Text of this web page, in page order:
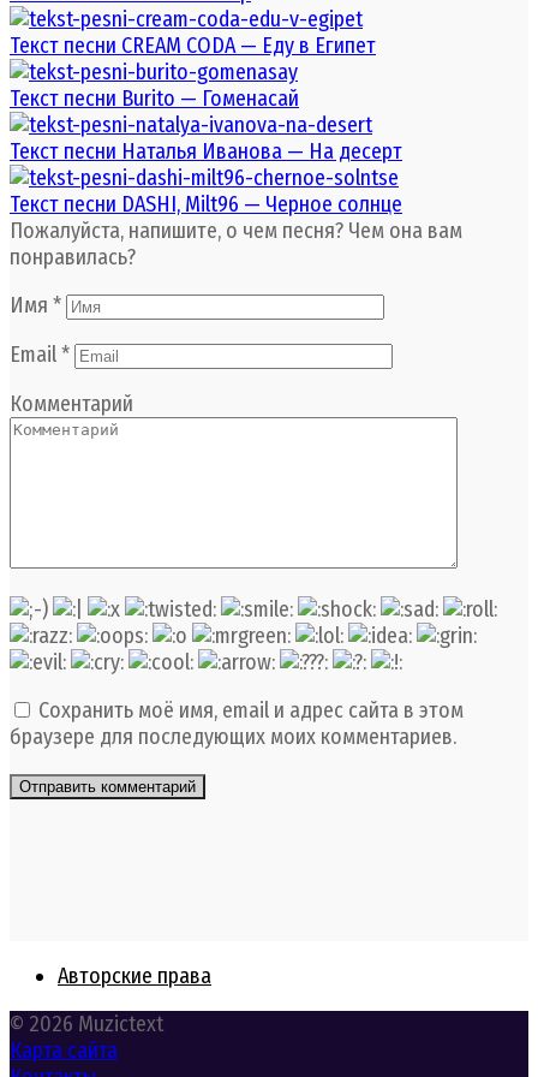
Текст песни CREAM CODA — Еду в Египет
Текст песни Burito — Гоменасай
Текст песни Наталья Иванова — На десерт
Текст песни DASHI, Milt96 — Черное солнце
Пожалуйста, напишите, о чем песня? Чем она вам
понравилась?
Имя *
Email*
Комментарий
Сохранить моё имя, email и адрес сайта в этом
браузере для последующих моих комментариев.
Авторские права
© 2026 Muzictext
Карта сайта